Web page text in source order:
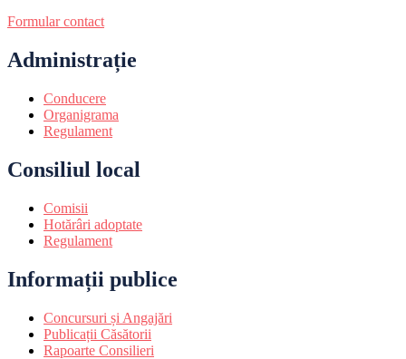
Formular contact
Administrație
Conducere
Organigrama
Regulament
Consiliul local
Comisii
Hotărâri adoptate
Regulament
Informații publice
Concursuri și Angajări
Publicații Căsătorii
Rapoarte Consilieri